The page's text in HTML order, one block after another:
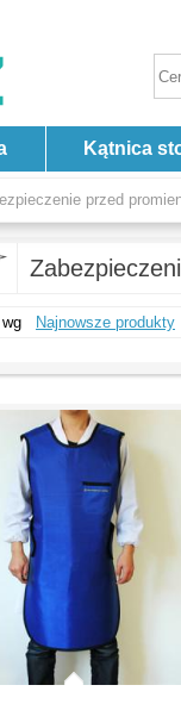
Kątnica
przed
Najnowsze produkty